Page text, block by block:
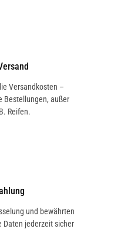
Versandkosten –
Bestellungen, außer
Reifen.
und bewährten
Daten jederzeit sicher